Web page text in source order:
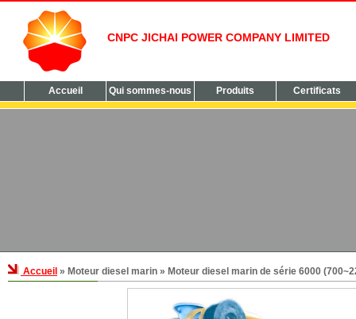
CNPC JICHAI POWER COMPANY LIMITED
Accueil Qui sommes-nous Produits Certificats
Accueil » Moteur diesel marin » Moteur diesel marin de série 6000